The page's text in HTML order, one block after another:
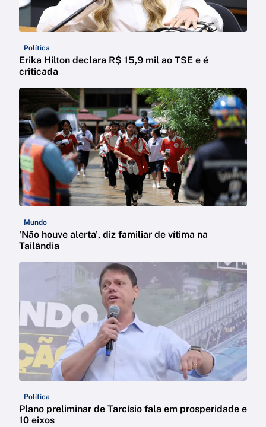
Política
Erika Hilton declara R$ 15,9 mil ao TSE e é
criticada
Mundo
'Não houve alerta', diz familiar de vítima na
Tailândia
Política
Plano preliminar de Tarcísio fala em prosperidade e
10 eixos